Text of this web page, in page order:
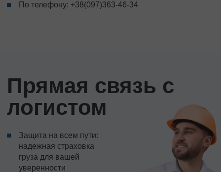
По телефону: +38(097)363-46-34
Прямая связь с
логистом
Защита на всем пути:
надежная страховка
груза для вашей
уверенности